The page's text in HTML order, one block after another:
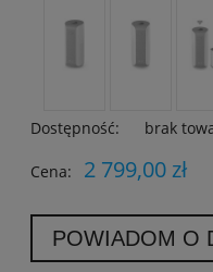
Dostępność: brak
Cena: 2 799,00 zł
POWIADOM O